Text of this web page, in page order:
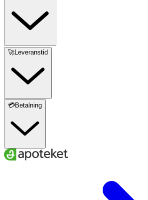
🚀Leveranstid
💳Betalning